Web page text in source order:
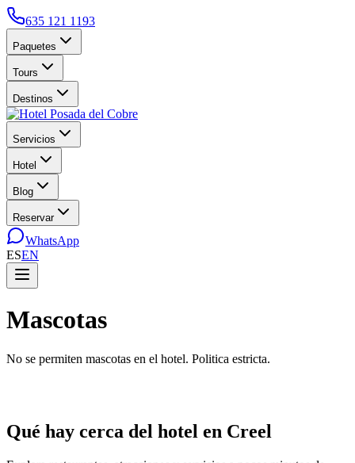
635 121 1193
Paquetes
Tours
Destinos
Servicios
Hotel
Blog
Reservar
WhatsApp
ESEN
Mascotas
No se permiten mascotas en el hotel. Politica estricta.
Qué hay cerca del hotel en Creel